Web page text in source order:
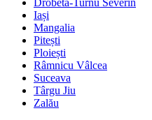
Drobeta-Turnu Severin
Iași
Mangalia
Pitești
Ploiești
Râmnicu Vâlcea
Suceava
Târgu Jiu
Zalău